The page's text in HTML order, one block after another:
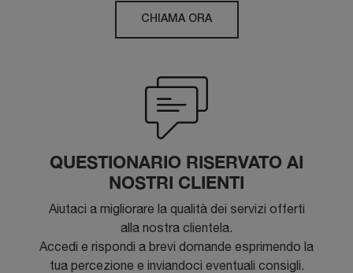
CHIAMA ORA
QUESTIONARIO RISERVATO AI
NOSTRI CLIENTI
Aiutaci a migliorare la qualità dei servizi offerti
alla nostra clientela.
Accedi e rispondi a brevi domande esprimendo la
tua percezione e inviandoci eventuali consigli.